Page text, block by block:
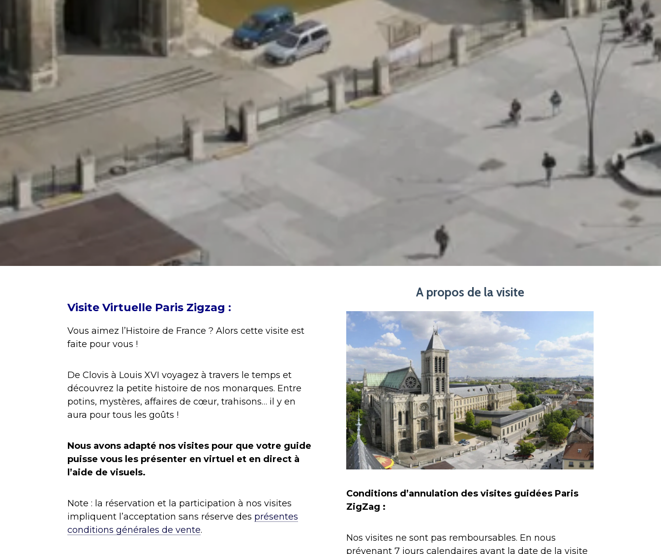
Visite Virtuelle Paris Zigzag :
Vous aimez l’Histoire de France ? Alors cette visite est
faite pour vous !
De Clovis à Louis XVI voyagez à travers le temps et
découvrez la petite histoire de nos monarques. Entre
potins, mystères, affaires de cœur, trahisons… il y en
aura pour tous les goûts !
Nous avons adapté nos visites pour que votre guide
puisse vous les présenter en virtuel et en direct à
l’aide de visuels.
Note : la réservation et la participation à nos visites
impliquent l’acceptation sans réserve des présentes
conditions générales de vente.
A propos de la visite
Conditions d’annulation des visites guidées Paris
ZigZag :
Nos visites ne sont pas remboursables. En nous
prévenant 7 jours calendaires avant la date de la visite